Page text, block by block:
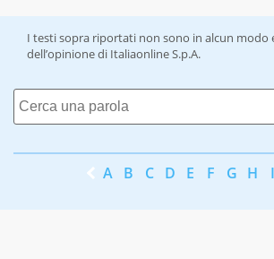
I testi sopra riportati non sono in alcun modo
dell’opinione di Italiaonline S.p.A.
A B C D E F G H I